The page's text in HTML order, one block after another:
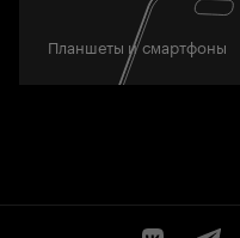
Планшеты и смартфоны